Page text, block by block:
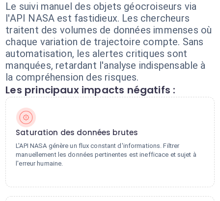
Le suivi manuel des objets géocroiseurs via
l'API NASA est fastidieux. Les chercheurs
traitent des volumes de données immenses où
chaque variation de trajectoire compte. Sans
automatisation, les alertes critiques sont
manquées, retardant l'analyse indispensable à
la compréhension des risques.
Les principaux impacts négatifs :
Saturation des données brutes
L'API NASA génère un flux constant d'informations. Filtrer
manuellement les données pertinentes est inefficace et sujet à
l'erreur humaine.